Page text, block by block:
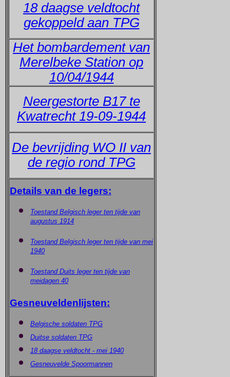
18 daagse veldtocht
gekoppeld aan TPG
Het bombardement van
Merelbeke Station op
10/04/1944
Neergestorte B17 te
Kwatrecht 19-09-1944
De bevrijding WO II van
de regio rond TPG
Details van de legers:
Toestand Belgisch leger ten tijde van
augustus 1914
Toestand Belgisch leger ten tijde van mei
1940
Toestand Duits leger ten tijde van
meidagen 40
Gesneuveldenlijsten:
Belgische soldaten TPG
Duitse soldaten TPG
18 daagse veldtocht - mei 1940
Gesneuvelde Spoormannen